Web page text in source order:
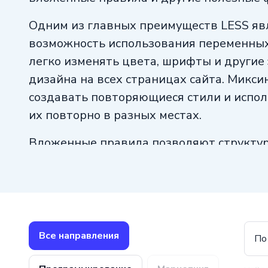
Одним из главных преимуществ LESS
возможность использования
легко изменять цвета, шрифты и
дизайна на всех страницах сайта.
создавать повторяющиеся стили и
их повторно в разных местах.
Вложенные правила позволяют
LESS также предлагает возможность
импорт, что позволяет разбить стили
Все направления